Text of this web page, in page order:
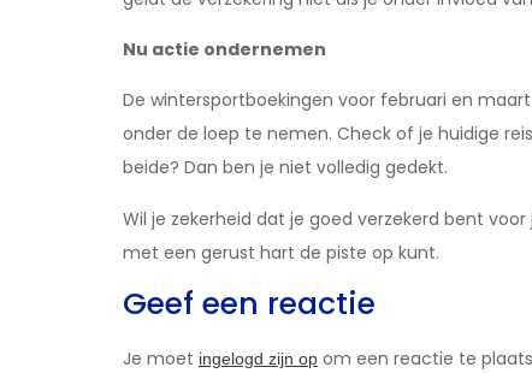
Nu actie ondernemen
De wintersportboekingen voor februari en
onder de loep te nemen. Check of je huidige
beide? Dan ben je niet volledig gedekt.
Wil je zekerheid dat je goed verzekerd bent
met een gerust hart de piste op kunt.
Geef een reactie
Je moet ingelogd zijn op om een reactie te